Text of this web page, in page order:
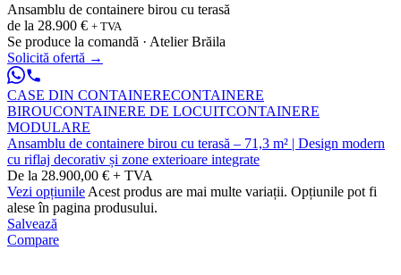
Ansamblu de containere birou cu terasă
de la 28.900 € + TVA
Se produce la comandă · Atelier Brăila
Solicită ofertă →
CASE DIN CONTAINERECONTAINERE
BIROUCONTAINERE DE LOCUITCONTAINERE
MODULARE
Ansamblu de containere birou cu terasă – 71,3 m² | Design modern
cu riflaj decorativ și zone exterioare integrate
De la 28.900,00 € + TVA
Vezi opțiunile Acest produs are mai multe variații. Opțiunile pot fi
alese în pagina produsului.
Salvează
Compare